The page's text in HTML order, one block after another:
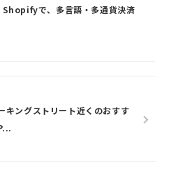
Shopifyで、多言語・多通貨決済
キングストリート近くのおすす